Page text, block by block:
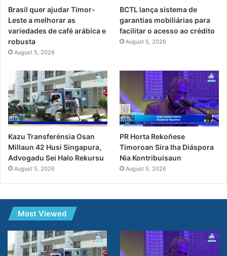
Brasil quer ajudar Timor-
Leste a melhorar as
variedades de café arábica e
robusta
August 5, 2026
BCTL lança sistema de
garantias mobiliárias para
facilitar o acesso ao crédito
August 5, 2026
Kazu Transferénsia Osan
Millaun 42 Husi Singapura,
Advogadu Sei Halo Rekursu
August 5, 2026
PR Horta Rekoñese
Timoroan Sira Iha Diáspora
Nia Kontribuisaun
August 5, 2026
Most Viewed